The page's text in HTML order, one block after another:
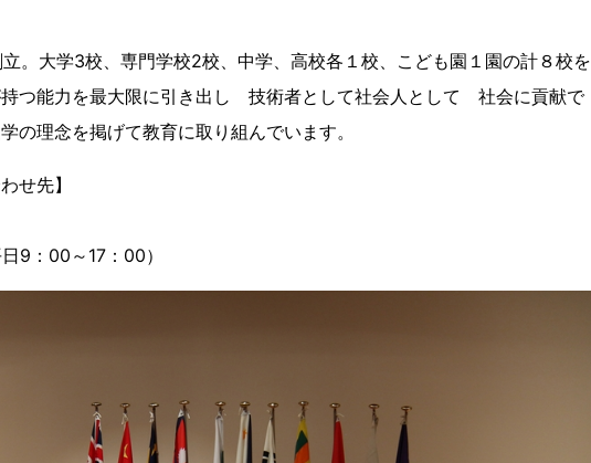
。大学3校、専門学校2校、中学、高校各１校、こども園１園の計８校を
つ能力を最大限に引き出し 技術者として社会人として 社会に貢献で
の理念を掲げて教育に取り組んでいます。
せ先】
：00～17：00）